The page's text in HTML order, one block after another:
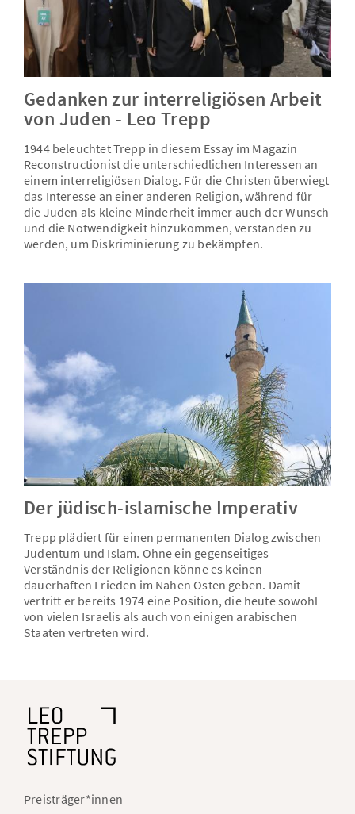
Gedanken zur interreligiösen Arbeit
von Juden - Leo Trepp
1944 beleuchtet Trepp in diesem Essay im Magazin
Reconstructionist die unterschiedlichen Interessen an
einem interreligiösen Dialog. Für die Christen überwiegt
das Interesse an einer anderen Religion, während für
die Juden als kleine Minderheit immer auch der Wunsch
und die Notwendigkeit hinzukommen, verstanden zu
werden, um Diskriminierung zu bekämpfen.
Der jüdisch-islamische Imperativ
Trepp plädiert für einen permanenten Dialog zwischen
Judentum und Islam. Ohne ein gegenseitiges
Verständnis der Religionen könne es keinen
dauerhaften Frieden im Nahen Osten geben. Damit
vertritt er bereits 1974 eine Position, die heute sowohl
von vielen Israelis als auch von einigen arabischen
Staaten vertreten wird.
Fußnavigation
Preisträger*innen